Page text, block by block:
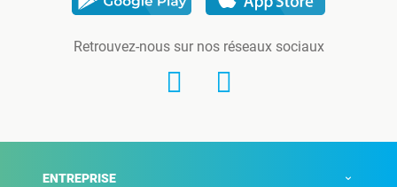
Retrouvez-nous sur nos réseaux sociaux
ENTREPRISE